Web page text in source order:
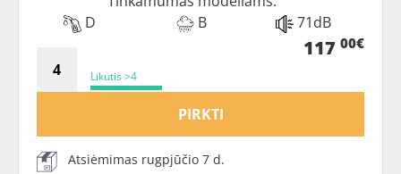
D
B 71dB
Likutis >4
117 00€
PIRKTI
Atsiėmimas rugpjūčio 7 d.